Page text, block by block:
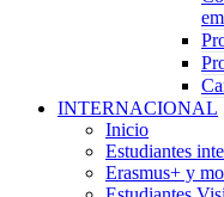
INTERNACIONAL
Inicio
Estudiantes
Erasmus+ y